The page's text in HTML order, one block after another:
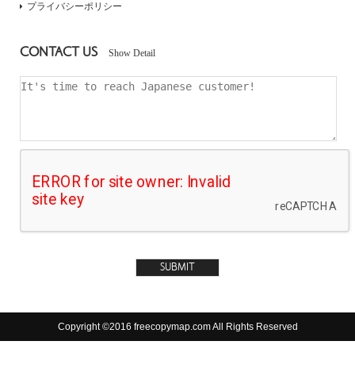
プライバシーポリシー
CONTACT US Show Detail
Copyright ©2016 freecopymap.com All Rights Reserved